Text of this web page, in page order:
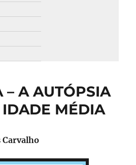
– A AUTÓPSIA
MÉDIA
Carvalho